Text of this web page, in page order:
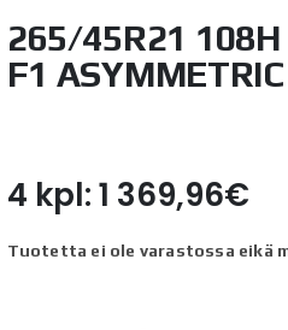
265/45R21
F1
4 kpl: 1 369,96€
Tuotetta ei ole varastossa eikä